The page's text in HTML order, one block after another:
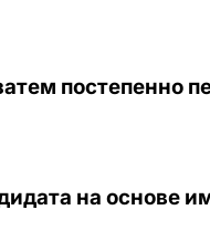
постепенно
на основе